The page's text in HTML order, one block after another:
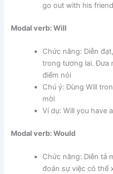
go out with his
Modal verb: Will
Chức năng: Diễn
trong tương lai. Đưa
điểm nói
Chú ý: Dùng Will
mời
Ví dụ: Will you have
Modal verb: Would
Chức năng: Diễn tả
đoán sự việc có thể